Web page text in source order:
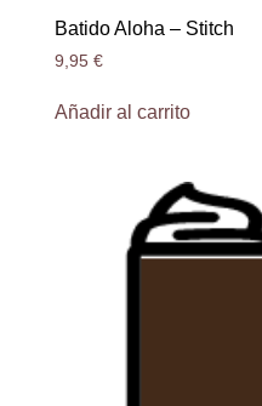
Batido Aloha – Stitch
9,95 €
Añadir al carrito